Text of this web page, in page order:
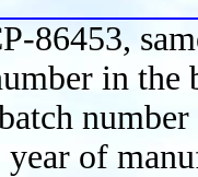
86453,
in the
number
of